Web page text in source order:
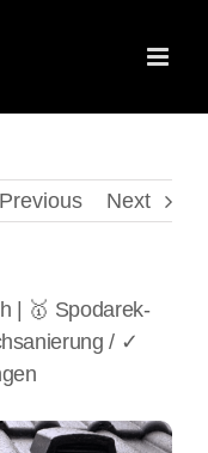
Previous Next
| 🥇 Spodarek-
/ ✓